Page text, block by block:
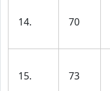
14. 70
15. 73